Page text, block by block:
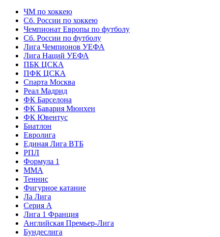
ЧМ по хоккею
Сб. России по хоккею
Чемпионат Европы по футболу
Сб. России по футболу
Лига Чемпионов УЕФА
Лига Наций УЕФА
ПБК ЦСКА
ПФК ЦСКА
Спарта Москва
Реал Мадрид
ФК Барселона
ФК Бавария Мюнхен
ФК Ювентус
Биатлон
Евролига
Единая Лига ВТБ
РПЛ
Формула 1
MMA
Теннис
Фигурное катание
Ла Лига
Серия А
Лига 1 Франция
Английская Премьер-Лига
Бундеслига